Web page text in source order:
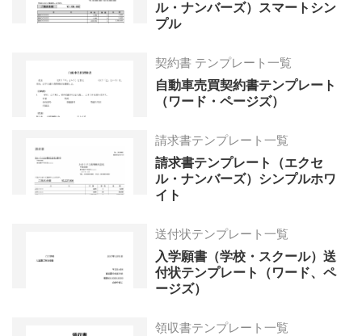
ル・ナンバーズ）スマートシン
プル
契約書 テンプレート一覧
自動車売買契約書テンプレート
（ワード・ページズ）
請求書テンプレート一覧
請求書テンプレート（エクセ
ル・ナンバーズ）シンプルホワ
イト
送付状テンプレート一覧
入学願書（学校・スクール）送
付状テンプレート（ワード、ペ
ージズ）
領収書テンプレート一覧